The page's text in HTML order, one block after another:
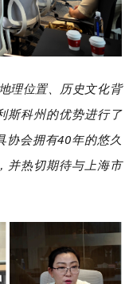
理位置、历史文化背
斯科州的优势进行了
协会拥有40年的悠久
并热切期待与上海市